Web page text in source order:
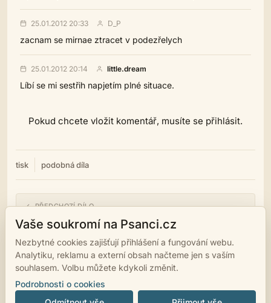
25.01.2012 20:33 D_P
zacnam se mirnae ztracet v podezřelych
25.01.2012 20:14 little.dream
Líbí se mi sestřih napjetím plné situace.
Pokud chcete vložit komentář, musíte se přihlásit.
tisk podobná díla
← PŘEDCHOZÍ DÍLO
Paranoidní vyšetřování
NÁSLEDUJÍCÍ DÍLO →
Jsem snad já mrtvola?
Vaše soukromí na Psanci.cz
Nezbytné cookies zajišťují přihlášení a fungování webu.
Analytiku, reklamu a externí obsah načteme jen s vaším
souhlasem. Volbu můžete kdykoli změnit.
Podrobnosti o cookies